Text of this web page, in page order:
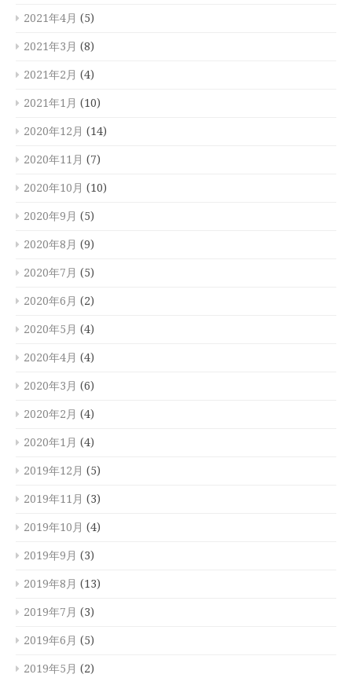
2021年4月 (5)
2021年3月 (8)
2021年2月 (4)
2021年1月 (10)
2020年12月 (14)
2020年11月 (7)
2020年10月 (10)
2020年9月 (5)
2020年8月 (9)
2020年7月 (5)
2020年6月 (2)
2020年5月 (4)
2020年4月 (4)
2020年3月 (6)
2020年2月 (4)
2020年1月 (4)
2019年12月 (5)
2019年11月 (3)
2019年10月 (4)
2019年9月 (3)
2019年8月 (13)
2019年7月 (3)
2019年6月 (5)
2019年5月 (2)